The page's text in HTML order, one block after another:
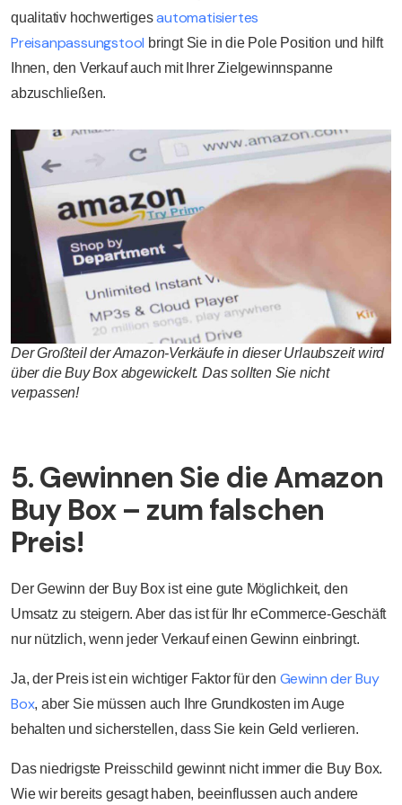
qualitativ hochwertigesautomatisiertes
Preisanpassungstool bringt Sie in die Pole Position und hilft
Ihnen, den Verkauf auch mit Ihrer Zielgewinnspanne
abzuschließen.
Der Großteil der Amazon-Verkäufe in dieser Urlaubszeit wird
über die Buy Box abgewickelt. Das sollten Sie nicht
verpassen!
5. Gewinnen Sie die Amazon
Buy Box – zum falschen
Preis!
Der Gewinn der Buy Box ist eine gute Möglichkeit, den
Umsatz zu steigern. Aber das ist für Ihr eCommerce-Geschäft
nur nützlich, wenn jeder Verkauf einen Gewinn einbringt.
Ja, der Preis ist ein wichtiger Faktor für den Gewinn der Buy
Box, aber Sie müssen auch Ihre Grundkosten im Auge
behalten und sicherstellen, dass Sie kein Geld verlieren.
Das niedrigste Preisschild gewinnt nicht immer die Buy Box.
Wie wir bereits gesagt haben, beeinflussen auch andere